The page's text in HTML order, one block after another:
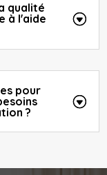
qualité
à l'aide
pour
?